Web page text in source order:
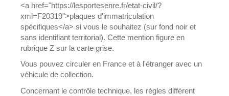
<a href="https://lesportesenre.fr/etat-civil/?
xml=F20319">plaques d'immatriculation
spécifiques</a> si vous le souhaitez (sur fond noir et
sans identifiant territorial). Cette mention figure en
rubrique Z sur la carte grise.
Vous pouvez circuler en France et à l'étranger avec un
véhicule de collection.
Concernant le contrôle technique, les règles diffèrent